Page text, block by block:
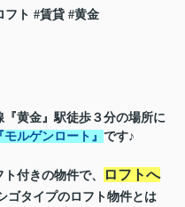
フト #賃貸 #黄金
黄金』駅徒歩３分の場所に
モルゲンロート』 です♪
付きの物件で、
ロフトへ
ゴタイプのロフト物件とは